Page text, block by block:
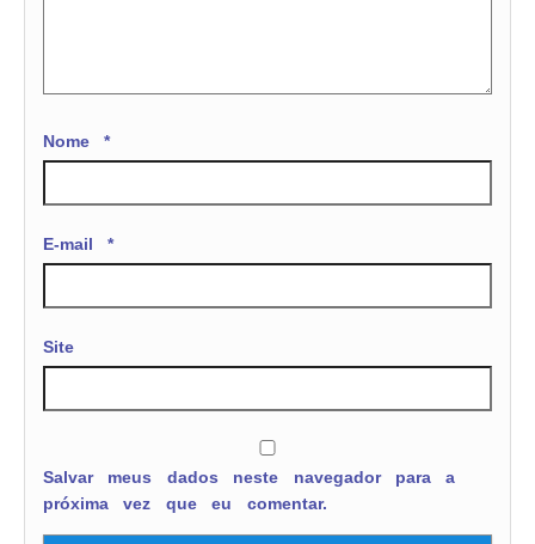
Nome*
E-mail*
Site
Salvar meus dados neste navegador para a
próxima vez que eu comentar.